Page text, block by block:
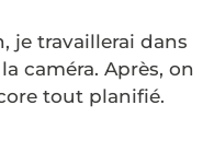
je travaillerai dans
caméra. Après, on
tout planifié.